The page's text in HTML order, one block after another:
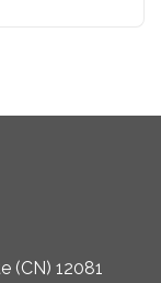
(CN) 12081